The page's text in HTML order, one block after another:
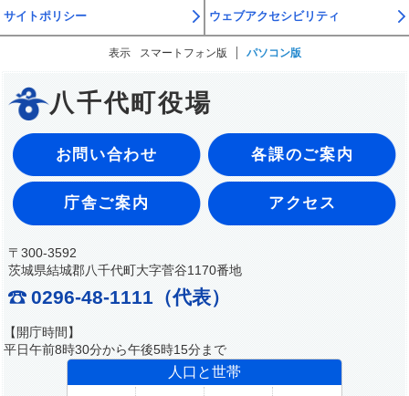
サイトポリシー ウェブアクセシビリティ
表示 スマートフォン版 パソコン版
八千代町役場
お問い合わせ 各課のご案内
庁舎ご案内 アクセス
〒300-3592
茨城県結城郡八千代町大字菅谷1170番地
0296-48-1111（代表）
【開庁時間】
平日午前8時30分から午後5時15分まで